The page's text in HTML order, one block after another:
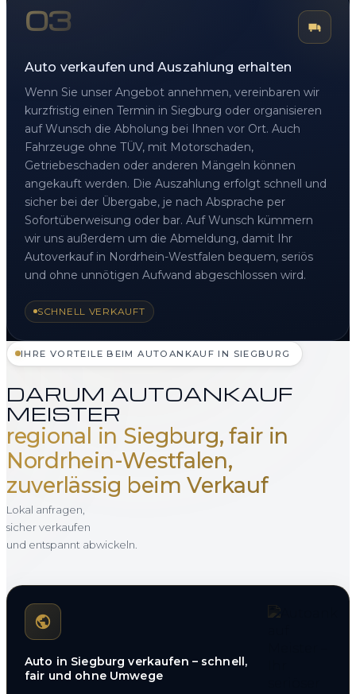
03
Auto verkaufen und Auszahlung erhalten
Wenn Sie unser Angebot annehmen, vereinbaren wir
kurzfristig einen Termin in Siegburg oder organisieren
auf Wunsch die Abholung bei Ihnen vor Ort. Auch
Fahrzeuge ohne TÜV, mit Motorschaden,
Getriebeschaden oder anderen Mängeln können
angekauft werden. Die Auszahlung erfolgt schnell und
sicher bei der Übergabe, je nach Absprache per
Sofortüberweisung oder bar. Auf Wunsch kümmern
wir uns außerdem um die Abmeldung, damit Ihr
Autoverkauf in Nordrhein-Westfalen bequem, seriös
und ohne unnötigen Aufwand abgeschlossen wird.
SCHNELL VERKAUFT
IHRE VORTEILE BEIM AUTOANKAUF IN SIEGBURG
DARUM AUTOANKAUF
MEISTER
regional in Siegburg, fair in
Nordrhein-Westfalen,
zuverlässig beim Verkauf
Lokal anfragen,
sicher verkaufen
und entspannt abwickeln.
Auto in Siegburg verkaufen – schnell,
fair und ohne Umwege